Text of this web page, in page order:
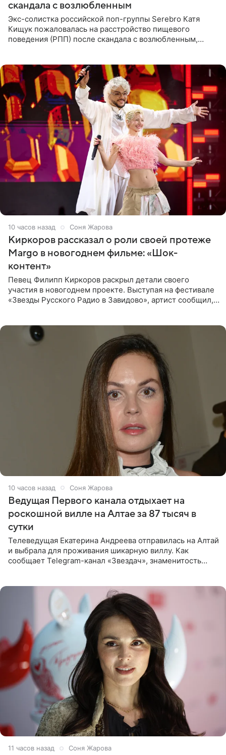
скандала с возлюбленным
Экс-солистка российской поп-группы Serebro Катя
Кищук пожаловалась на расстройство пищевого
поведения (РПП) после скандала с возлюбленным,
10 часов назад Соня Жарова
Киркоров рассказал о роли своей протеже
Margo в новогоднем фильме: «Шок-
контент»
Певец Филипп Киркоров раскрыл детали своего
участия в новогоднем проекте. Выступая на фестивале
«Звезды Русского Радио в Завидово», артист сообщил,
10 часов назад Соня Жарова
Ведущая Первого канала отдыхает на
роскошной вилле на Алтае за 87 тысяч в
сутки
Телеведущая Екатерина Андреева отправилась на Алтай
и выбрала для проживания шикарную виллу. Как
сообщает Telegram-канал «Звездач», знаменитость
11 часов назад Соня Жарова